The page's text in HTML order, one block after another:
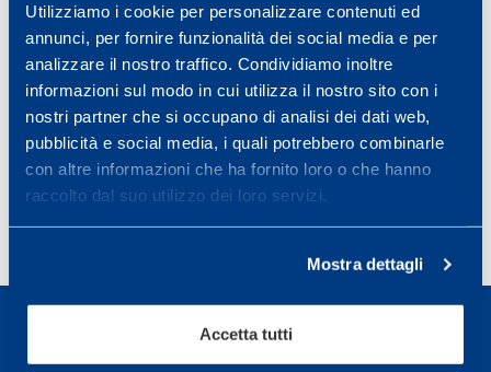
Utilizziamo i cookie per personalizzare contenuti ed
annunci, per fornire funzionalità dei social media e per
analizzare il nostro traffico. Condividiamo inoltre
informazioni sul modo in cui utilizza il nostro sito con i
nostri partner che si occupano di analisi dei dati web,
pubblicità e social media, i quali potrebbero combinarle
con altre informazioni che ha fornito loro o che hanno
raccolto dal suo utilizzo dei loro servizi.
Mostra dettagli
Accetta tutti
RINNOVATO L’ACCORDO TRA MAPEI SPORT E FISI
RINNOVATO L’ACCORDO TRA MAPEI
Leggi tutto
« Previous page
Page
1 Page Page
19